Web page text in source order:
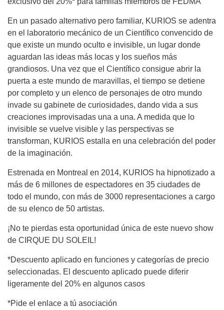
En un pasado alternativo pero familiar, KURIOS se adentra
en el laboratorio mecánico de un Científico convencido de
que existe un mundo oculto e invisible, un lugar donde
aguardan las ideas más locas y los sueños más
grandiosos. Una vez que el Científico consigue abrir la
puerta a este mundo de maravillas, el tiempo se detiene
por completo y un elenco de personajes de otro mundo
invade su gabinete de curiosidades, dando vida a sus
creaciones improvisadas una a una. A medida que lo
invisible se vuelve visible y las perspectivas se
transforman, KURIOS estalla en una celebración del poder
de la imaginación.
Estrenada en Montreal en 2014, KURIOS ha hipnotizado a
más de 6 millones de espectadores en 35 ciudades de
todo el mundo, con más de 3000 representaciones a cargo
de su elenco de 50 artistas.
¡No te pierdas esta oportunidad única de este nuevo show
de CIRQUE DU SOLEIL!
*Descuento aplicado en funciones y categorías de precio
seleccionadas. El descuento aplicado puede diferir
ligeramente del 20% en algunos casos
*Pide el enlace a tú asociación